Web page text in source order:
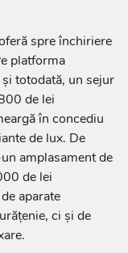
spre închiriere
platforma
totodată, un sejur
de lei
în concediu
de lux. De
amplasament de
de lei
aparate
ci și de